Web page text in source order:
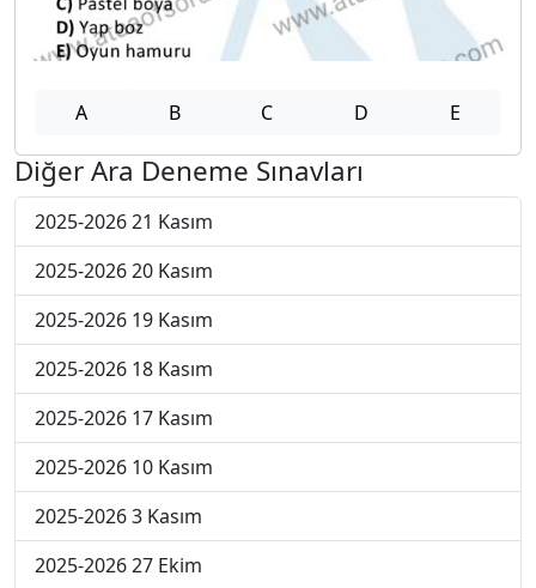
A B C D E
Diğer Ara Deneme Sınavları
2025-2026 21 Kasım
2025-2026 20 Kasım
2025-2026 19 Kasım
2025-2026 18 Kasım
2025-2026 17 Kasım
2025-2026 10 Kasım
2025-2026 3 Kasım
2025-2026 27 Ekim